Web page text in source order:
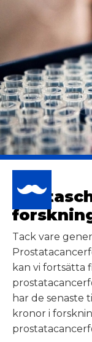
ALLA
STÖDJER
Tack vare
kan vi fortsätta
har de senaste
kronor i